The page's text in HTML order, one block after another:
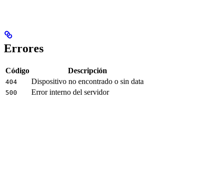
Errores
Código Descripción
404 Dispositivo no encontrado o sin data
500 Error interno del servidor